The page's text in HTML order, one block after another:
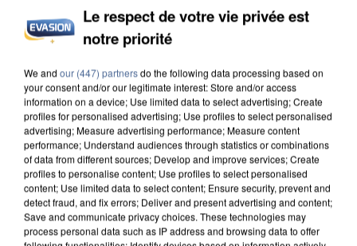
INCENDIES : L’ÎLE-DE-FRANCE LANCE UN ÉLAN
DE SOLIDARITÉ AVEC LES...
Le respect de votre vie privée est
notre priorité
We and our (447) partnersdo the following data processing based on
your consent and/or our legitimate interest: Store and/or access
information on a device; Use limited data to select advertising; Create
profiles for personalised advertising; Use profiles to select personalised
advertising; Measure advertising performance; Measure content
performance; Understand audiences through statistics or combinations
of data from different sources; Develop and improve services; Create
profiles to personalise content; Use profiles to select personalised
content; Use limited data to select content; Ensure security, prevent and
detect fraud, and fix errors; Deliver and present advertising and content;
Save and communicate privacy choices. These technologies may
process personal data such as IP address and browsing data to offer